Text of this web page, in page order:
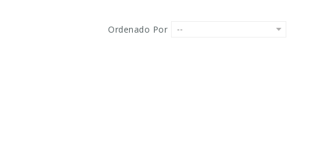
Ordenado Por --